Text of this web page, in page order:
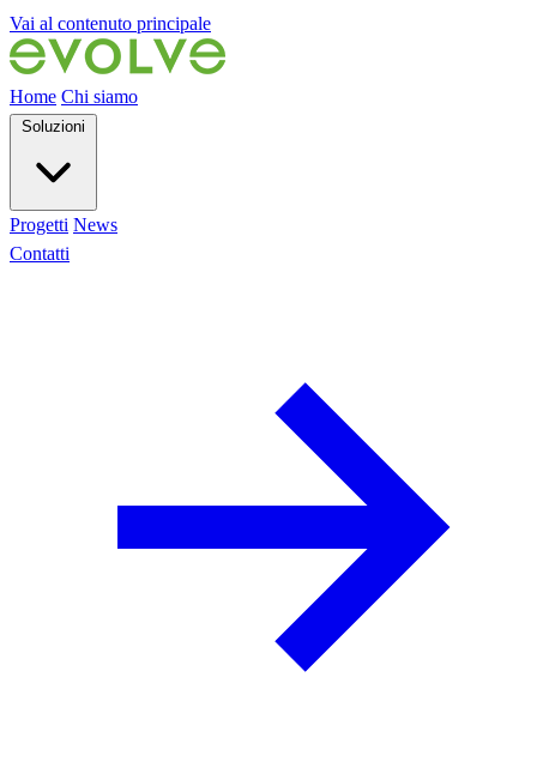
Vai al contenuto principale
Home Chi siamo
Soluzioni
Progetti News
Contatti